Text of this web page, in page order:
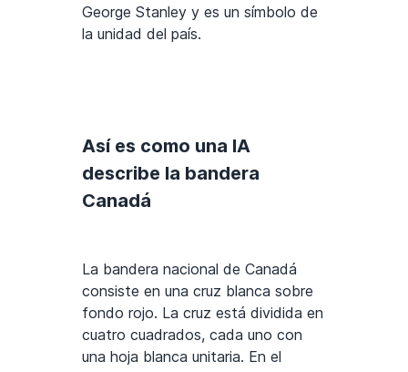
George Stanley y es un símbolo de
la unidad del país.
Así es como una IA
describe la bandera
Canadá
La bandera nacional de Canadá
consiste en una cruz blanca sobre
fondo rojo. La cruz está dividida en
cuatro cuadrados, cada uno con
una hoja blanca unitaria. En el